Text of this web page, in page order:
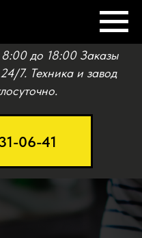
до 18:00 Заказы
7. Техника и завод
06-41